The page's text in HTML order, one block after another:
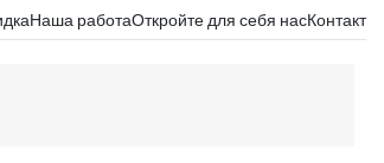
Наша работаОткройте для себя насКонтакт